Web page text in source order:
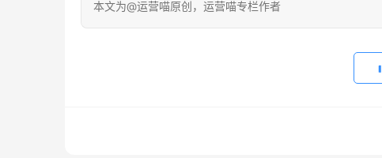
本文为@运营喵原创，运营喵专栏作者